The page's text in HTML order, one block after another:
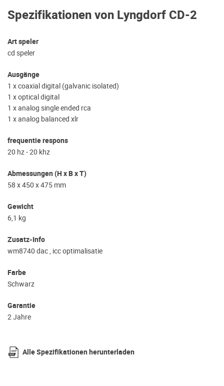
Spezifikationen von Lyngdorf CD-2
Art speler
cd speler
Ausgänge
1 x coaxial digital (galvanic isolated)
1 x optical digital
1 x analog single ended rca
1 x analog balanced xlr
frequentie respons
20 hz - 20 khz
Abmessungen (H x B x T)
58 x 450 x 475 mm
Gewicht
6,1 kg
Zusatz-Info
wm8740 dac , icc optimalisatie
Farbe
Schwarz
Garantie
2 Jahre
Alle Spezifikationen herunterladen